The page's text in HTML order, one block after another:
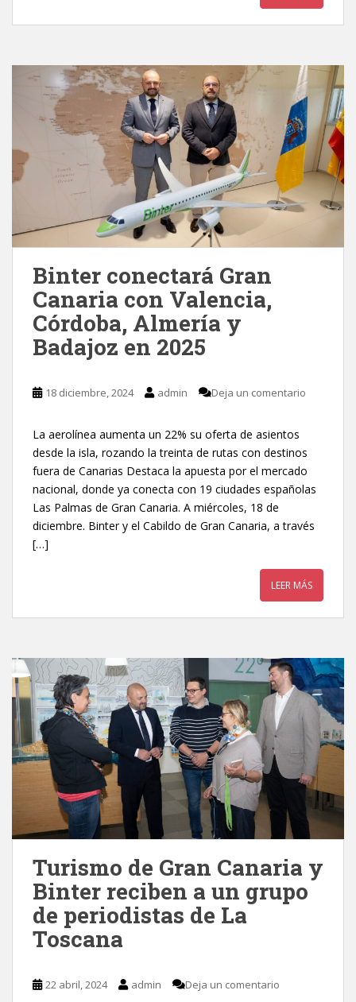
Binter conectará Gran
Canaria con Valencia,
Córdoba, Almería y
Badajoz en 2025
18 diciembre, 2024 admin Deja un comentario
La aerolínea aumenta un 22% su oferta de asientos
desde la isla, rozando la treinta de rutas con destinos
fuera de Canarias Destaca la apuesta por el mercado
nacional, donde ya conecta con 19 ciudades españolas
Las Palmas de Gran Canaria. A miércoles, 18 de
diciembre. Binter y el Cabildo de Gran Canaria, a través
[…]
LEER MÁS
Turismo de Gran Canaria y
Binter reciben a un grupo
de periodistas de La
Toscana
22 abril, 2024 admin Deja un comentario